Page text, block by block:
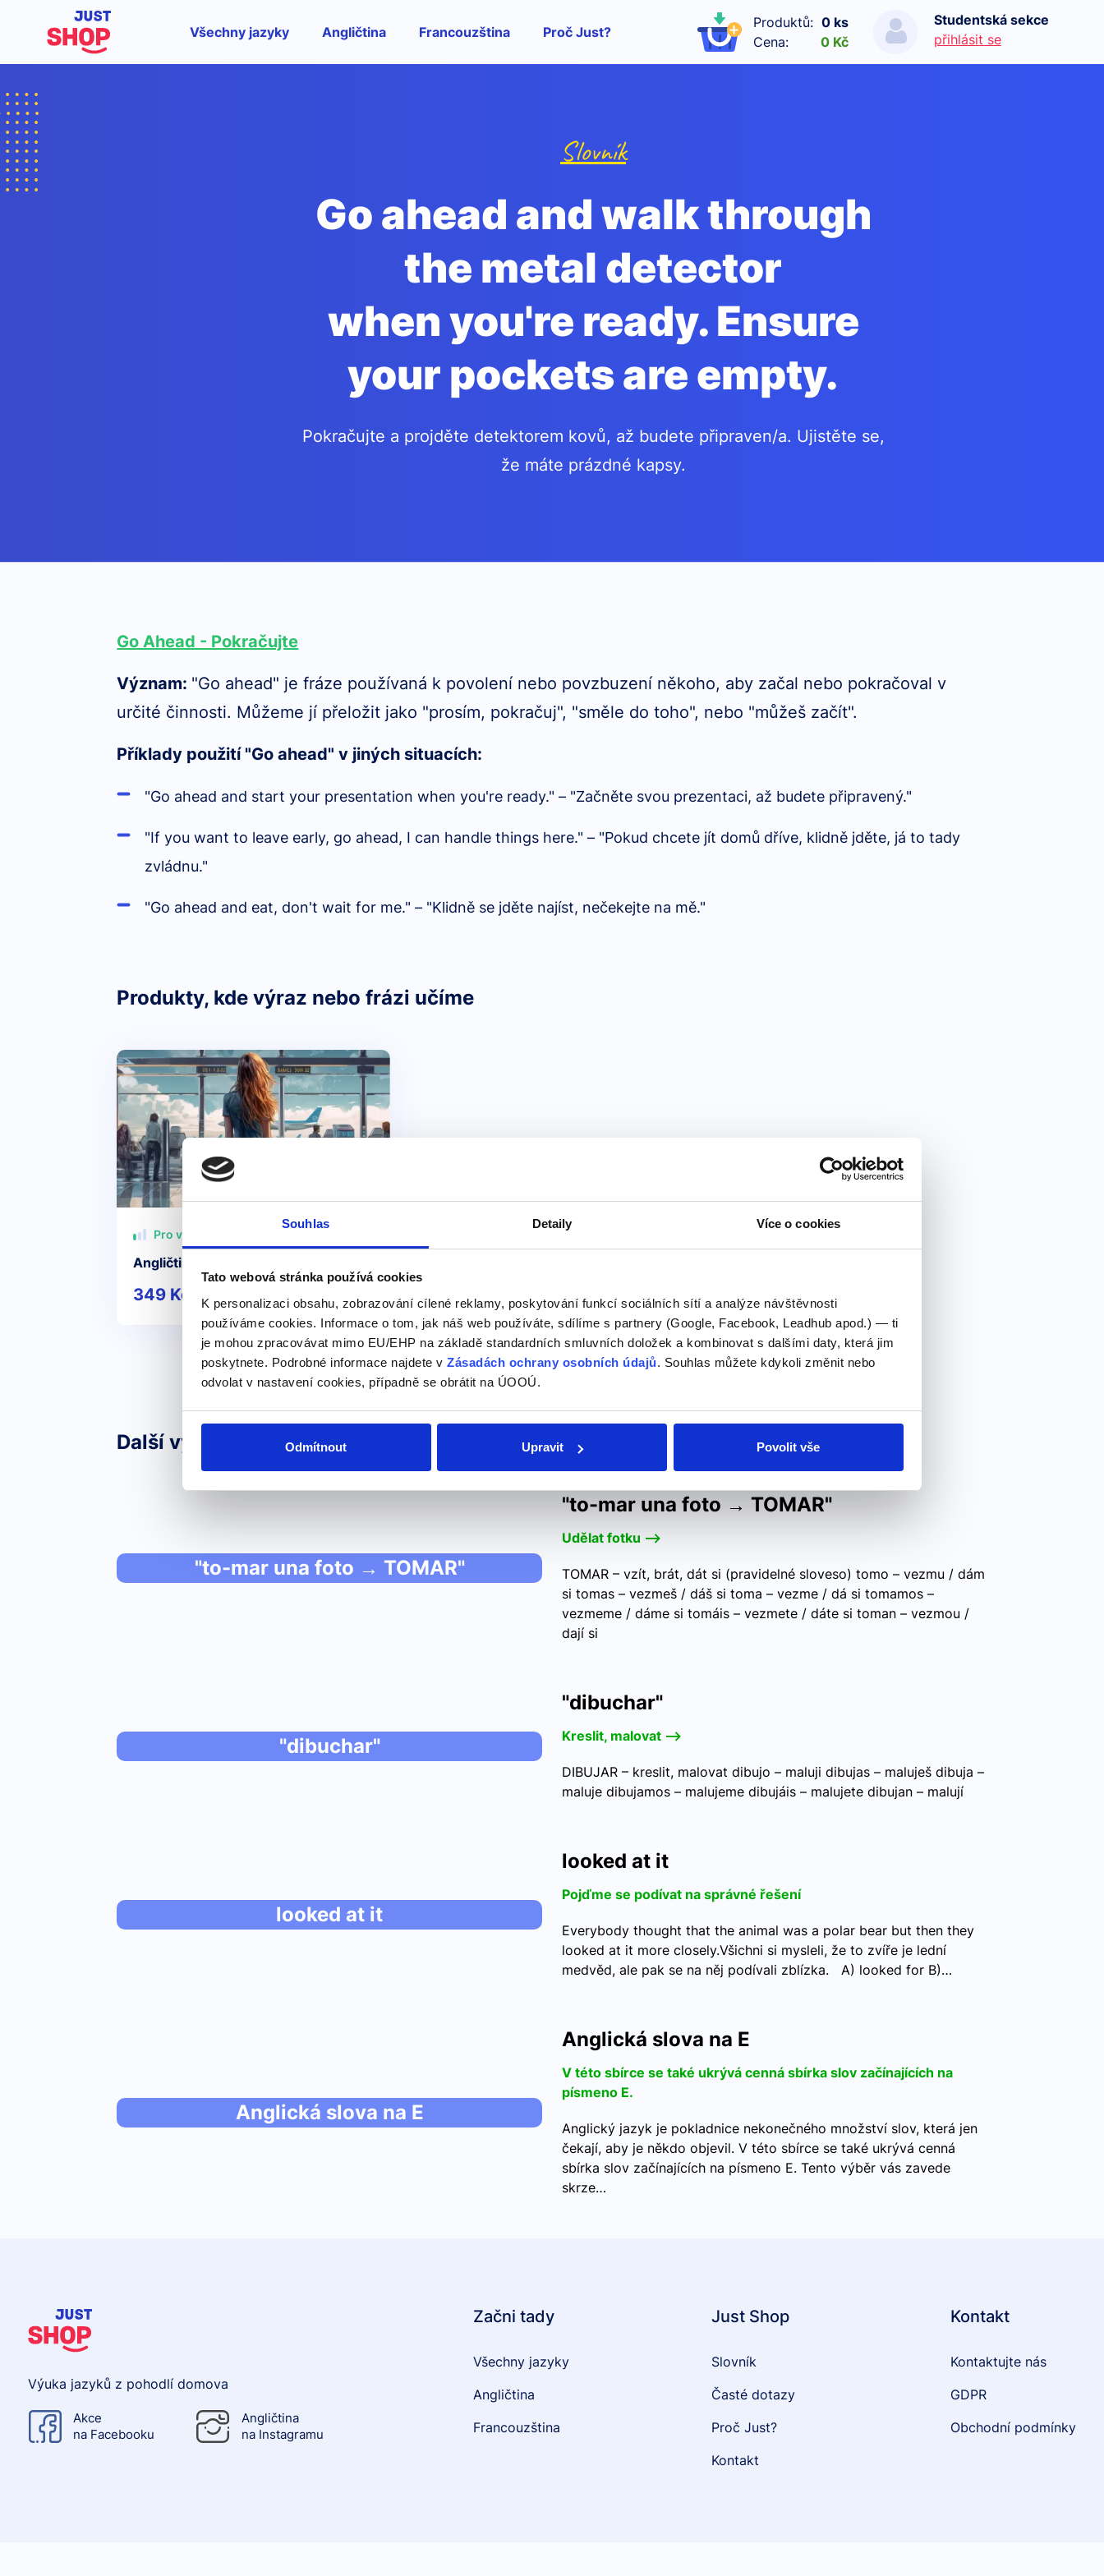
Souhlas Detaily Více o cookies
Tato webová stránka používá cookies
K personalizaci obsahu, zobrazování cílené reklamy, poskytování funkcí sociálních sítí a analýze návštěvnosti
používáme cookies. Informace o tom, jak náš web používáte, sdílíme s partnery (Google, Facebook, Leadhub apod.) — ti
je mohou zpracovávat mimo EU/EHP na základě standardních smluvních doložek a kombinovat s dalšími daty, která jim
poskytnete. Podrobné informace najdete v Zásadách ochrany osobních údajů. Souhlas můžete kdykoli změnit nebo
odvolat v nastavení cookies, případně se obrátit na ÚOOÚ.
Odmítnout Upravit Povolit vše
Všechny jazyky Angličtina Francouzština Proč Just?
Produktů: 0 ks
Cena:
0 Kč
Studentská sekce
přihlásit se
Slovník
Go ahead and walk through
the metal detector
when you're ready. Ensure
your pockets are empty.
Pokračujte a projděte detektorem kovů, až budete připraven/a. Ujistěte se,
že máte prázdné kapsy.
Go Ahead - Pokračujte
Význam: "Go ahead" je fráze používaná k povolení nebo povzbuzení někoho, aby začal nebo pokračoval v
určité činnosti. Můžeme jí přeložit jako "prosím, pokračuj", "směle do toho", nebo "můžeš začít".
Příklady použití "Go ahead" v jiných situacích:
"Go ahead and start your presentation when you're ready." – "Začněte svou prezentaci, až budete připravený."
"If you want to leave early, go ahead, I can handle things here." – "Pokud chcete jít domů dříve, klidně jděte, já to tady
zvládnu."
"Go ahead and eat, don't wait for me." – "Klidně se jděte najíst, nečekejte na mě."
Produkty, kde výraz nebo frázi učíme
Pro všechny
Angličtina na letišti a v letadle
349 Kč
Další výrazy nebo fráze v této kategorii našeho slovníku
"to-mar una foto → TOMAR"
"to-mar una foto → TOMAR"
Udělat fotku -->
TOMAR – vzít, brát, dát si (pravidelné sloveso) tomo – vezmu / dám
si tomas – vezmeš / dáš si toma – vezme / dá si tomamos –
vezmeme / dáme si tomáis – vezmete / dáte si toman – vezmou /
dají si
"dibuchar"
"dibuchar"
Kreslit, malovat -->
DIBUJAR – kreslit, malovat dibujo – maluji dibujas – maluješ dibuja –
maluje dibujamos – malujeme dibujáis – malujete dibujan – malují
looked at it
looked at it
Pojďme se podívat na správné řešení
Everybody thought that the animal was a polar bear but then they
looked at it more closely.Všichni si mysleli, že to zvíře je lední
medvěd, ale pak se na něj podívali zblízka. A) looked for B)…
Anglická slova na E
Anglická slova na E
V této sbírce se také ukrývá cenná sbírka slov začínajících na
písmeno E.
Anglický jazyk je pokladnice nekonečného množství slov, která jen
čekají, aby je někdo objevil. V této sbírce se také ukrývá cenná
sbírka slov začínajících na písmeno E. Tento výběr vás zavede
skrze…
Výuka jazyků z pohodlí domova
Akce
na Facebooku
Angličtina
na Instagramu
Začni tady
Všechny jazyky
Angličtina
Francouzština
Just Shop
Slovník
Časté dotazy
Proč Just?
Kontakt
Kontakt
Kontaktujte nás
GDPR
Obchodní podmínky